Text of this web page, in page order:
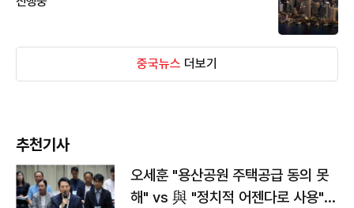
중국뉴스 더보기
추천기사
오세훈 "용산공원 주택공급 동의 못
해" vs 與 "정치적 어젠다로 사용"